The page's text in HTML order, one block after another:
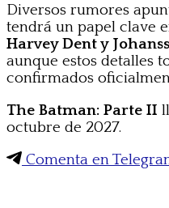
Diversos rumores
tendrá un papel clave
Harvey Dent y
aunque estos detalles
confirmados
The Batman: Parte II
octubre de 2027.
Comenta en